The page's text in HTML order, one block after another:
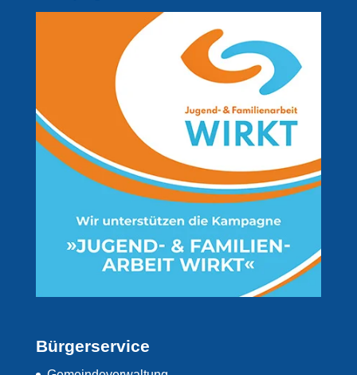
Bürgerservice